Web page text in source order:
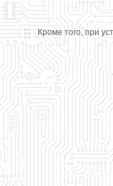
Кроме того, при